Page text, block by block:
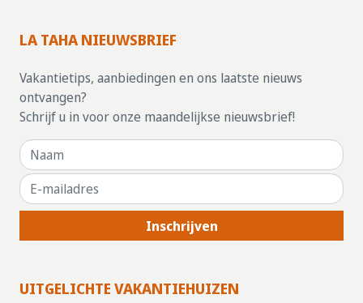
LA TAHA NIEUWSBRIEF
Vakantietips, aanbiedingen en ons laatste nieuws
ontvangen?
Schrijf u in voor onze maandelijkse nieuwsbrief!
Inschrijven
UITGELICHTE VAKANTIEHUIZEN